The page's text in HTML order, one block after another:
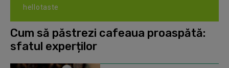
hellotaste
Cum să păstrezi cafeaua proaspătă:
sfatul experților